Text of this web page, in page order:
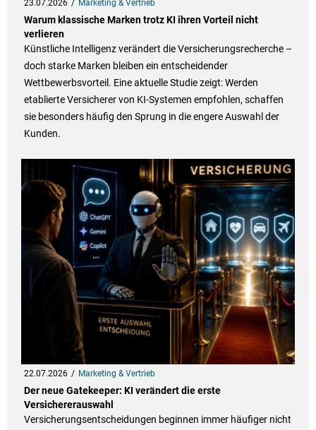
23.07.2026 Marketing & Vertrieb
Warum klassische Marken trotz KI ihren Vorteil nicht
verlieren
Künstliche Intelligenz verändert die Versicherungsrecherche –
doch starke Marken bleiben ein entscheidender
Wettbewerbsvorteil. Eine aktuelle Studie zeigt: Werden
etablierte Versicherer von KI-Systemen empfohlen, schaffen
sie besonders häufig den Sprung in die engere Auswahl der
Kunden.
22.07.2026 Marketing & Vertrieb
Der neue Gatekeeper: KI verändert die erste
Versichererauswahl
Versicherungsentscheidungen beginnen immer häufiger nicht